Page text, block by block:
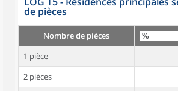
de pièces
Nombre de pièces
1 pièce
2 pièces